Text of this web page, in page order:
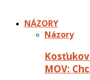
NÁZORY
Názory
MOV: